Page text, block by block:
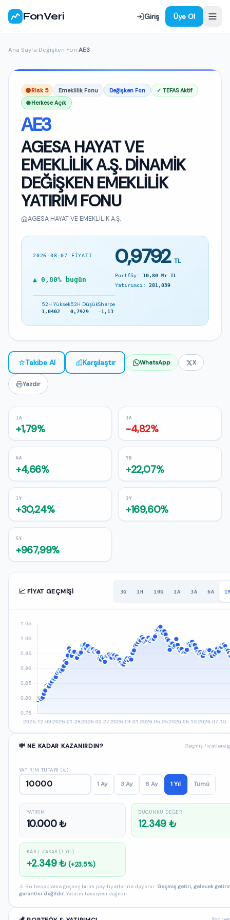
FonVeri Giriş Üye Ol
Ana Sayfa›Değişken Fon›AE3
Risk 5 Emeklilik Fonu Değişken Fon ✓ TEFAS Aktif
🌐 Herkese Açık
AE3
AGESA HAYAT VE
EMEKLİLİK A.Ş. DİNAMİK
DEĞİŞKEN EMEKLİLİK
YATIRIM FONU
AGESA HAYAT VE EMEKLİLİK A.Ş.
2026-08-07 FIYATI 0,9792 TL
▲ 0,80% bugün
Portföy: 10,80 Mr TL
Yatırımcı: 281,039
52H Yüksek
1,0402
52H Düşük
0,7929
Sharpe
-1,13
☆Takibe Al Karşılaştır WhatsApp X
Yazdır
1A
+1,79%
3A
-4,82%
6A
+4,66%
YB
+22,07%
1Y
+30,24%
3Y
+169,60%
5Y
+967,99%
📈 FIYAT GEÇMIŞI 3G 1H 10G 1A 3A 6A
💸 NE KADAR KAZANIRDIN? Geçmiş fiyatlara
YATIRIM TUTARI (₺)
1 Ay 3 Ay 6 Ay 1 Yıl Tümü
YATIRIM
10.000 ₺
BUGÜNKÜ DEĞER
12.349 ₺
KÂR / ZARAR (1 YIL)
+2.349 ₺(+23.5%)
⚠️ Bu hesaplama geçmiş birim pay fiyatlarına dayanır. Geçmiş getiri, gelecek
garantisi değildir. Yatırım tavsiyesi değildir.